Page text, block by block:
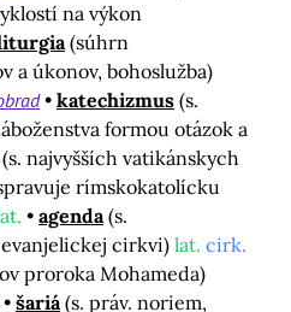
na výkon
(súhrn
a úkonov, bohoslužba)
katechizmus (s.
formou otázok a
(s. najvyšších vatikánskych
rímskokatolícku
agenda (s.
cirkvi) lat. cirk.
proroka Mohameda)
šariá (s. práv. noriem,